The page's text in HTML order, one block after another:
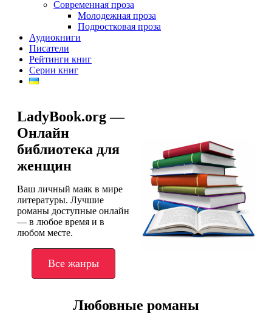
Современная проза
Молодежная проза
Подростковая проза
Аудиокниги
Писатели
Рейтинги книг
Серии книг
LadyBook.org —
Онлайн
библиотека для
женщин
Ваш личный маяк в мире
литературы. Лучшие
романы доступные онлайн
— в любое время и в
любом месте.
Все жанры
Любовные романы